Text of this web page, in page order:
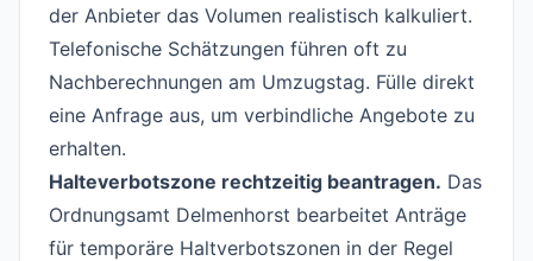
der Anbieter das Volumen realistisch kalkuliert.
Telefonische Schätzungen führen oft zu
Nachberechnungen am Umzugstag. Fülle direkt
eine Anfrage aus, um verbindliche Angebote zu
erhalten.
Halteverbotszone rechtzeitig beantragen. Das
Ordnungsamt Delmenhorst bearbeitet Anträge
für temporäre Haltverbotszonen in der Regel